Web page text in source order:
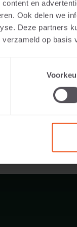
en
Ook delen we
Deze partners
op basis